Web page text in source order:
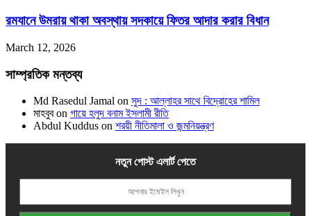
রমযানে উমরায় থাকা অবস্থায় সদকায়ে ফিতর আদার করার বিধান
March 12, 2026
সাম্প্রতিক মন্তব্য
Md Rasedul Jamal on সুদ : আল্লাহর সাথে বিদ্রোহের শামিল
মাহবুবon গায়ে হলুদ বনাম ইসলামী রীতি
Abdul Kuddus on শরয়ী নীতিমালা ও জন্মনিয়ন্ত্রণ
নতুন পোস্ট এলার্ট পেতে